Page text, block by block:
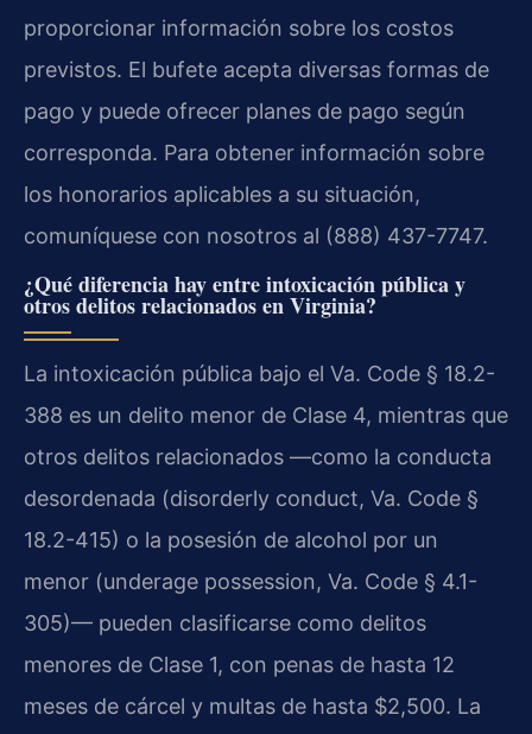
proporcionar información sobre los costos
previstos. El bufete acepta diversas formas de
pago y puede ofrecer planes de pago según
corresponda. Para obtener información sobre
los honorarios aplicables a su situación,
comuníquese con nosotros al (888) 437-7747.
¿Qué diferencia hay entre intoxicación pública y
otros delitos relacionados en Virginia?
La intoxicación pública bajo el Va. Code § 18.2-
388 es un delito menor de Clase 4, mientras que
otros delitos relacionados —como la conducta
desordenada (disorderly conduct, Va. Code §
18.2-415) o la posesión de alcohol por un
menor (underage possession, Va. Code § 4.1-
305)— pueden clasificarse como delitos
menores de Clase 1, con penas de hasta 12
meses de cárcel y multas de hasta $2,500. La